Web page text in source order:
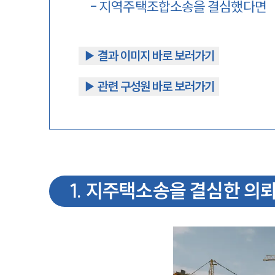
-지역주택조합소송을 결심했다면
▶︎ 결과 이미지 바로 보러가기
▶︎ 관련 구성원 바로 보러가기
1. 지주택소송을 결심한 의